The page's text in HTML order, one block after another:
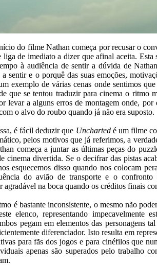
do filme Nathan começa por recusar o
de imediato a dizer que afinal aceita. Esta
à audiência de sentir a dúvida de
a sentir e o porquê das suas emoções,
exemplo de várias cenas onde sentimos
que se tentou traduzir para cinema o ritmo
levar a alguns erros de montagem onde,
o alvo do roubo quando já não era suposto.
é fácil deduzir que Unchartedé um filme
pelos motivos que já referimos, a
começa a juntar as últimas peças do
cinema divertida. Se o decifrar das pistas
esquecemos disso quando nos colocam
do avião de transporte e o confronto
agradável na boca quando os créditos finais
é bastante inconsistente, o mesmo não
elenco, representando impecavelmente
pegam em elementos das personagens
diferenciador. Isto resulta em
para fãs dos jogos e para cinéfilos que
apenas são superados pelo trabalho